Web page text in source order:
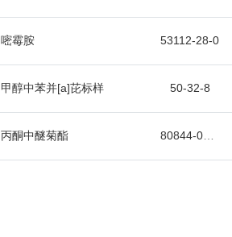
嘧霉胺 53112-28-0
甲醇中苯并[a]芘标样 50-32-8
丙酮中醚菊酯